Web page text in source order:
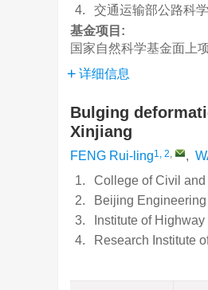
4.
交通运输部公路科
基金项目:
国家自然科学基金面上
详细信息
Bulging
Xinjiang
FENG Rui-ling1, 2, ,
1.
College of Civil
2.
Beijing
3.
Institute of
4.
Research Institute